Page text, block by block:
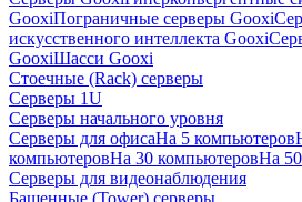
GooxiПограничные серверы Gooxi
искусственного интеллекта Gooxi
GooxiШасси Gooxi
Стоечные (Rack) серверы
Серверы 1U
Серверы начального уровня
Серверы для офисаНа 5 компьютеров
компьютеровНа 30 компьютеровНа
Серверы для видеонаблюдения
Башенные (Tower) серверы